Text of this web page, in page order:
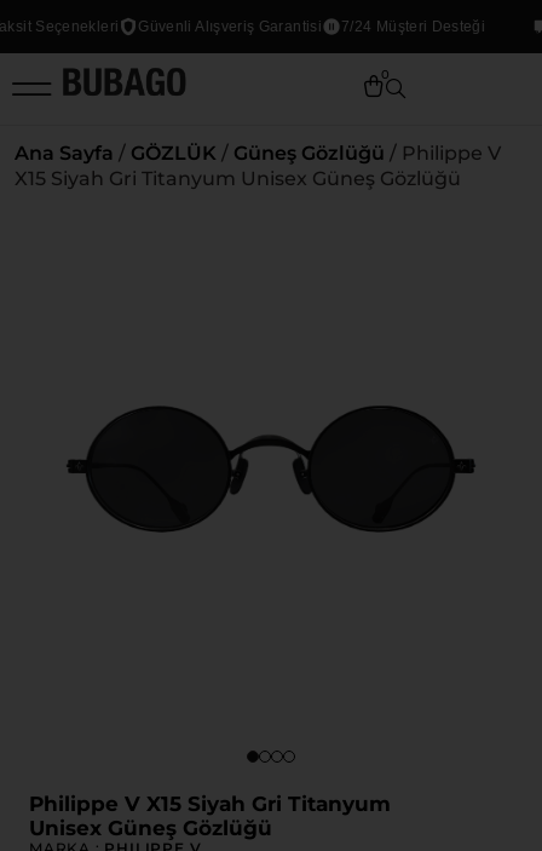
Seçenekleri Güvenli Alışveriş Garantisi 7/24 Müşteri Desteği
0
Ana Sayfa / GÖZLÜK / Güneş Gözlüğü / Philippe V
X15 Siyah Gri Titanyum Unisex Güneş Gözlüğü
Philippe V X15 Siyah Gri Titanyum
Unisex Güneş Gözlüğü